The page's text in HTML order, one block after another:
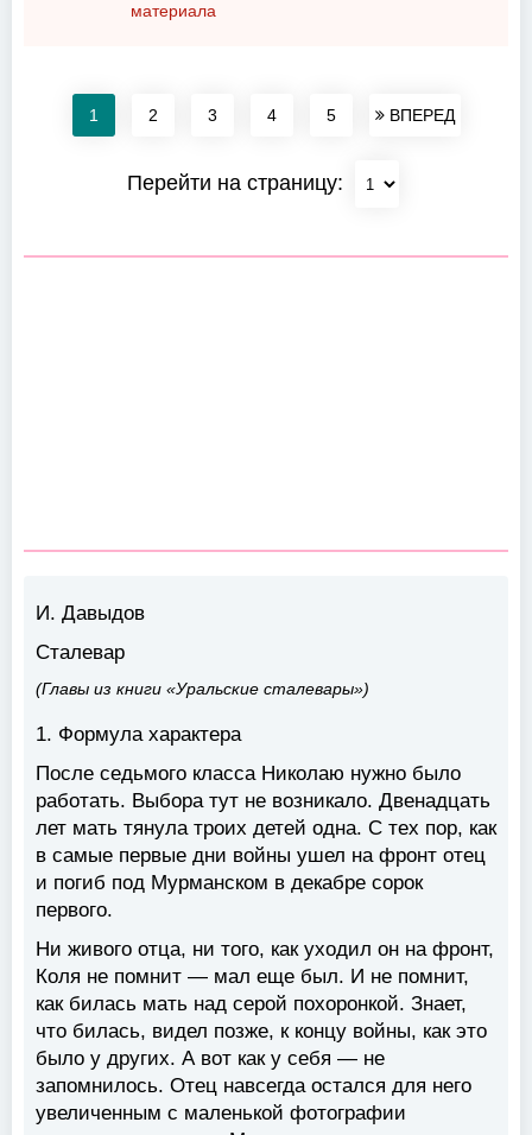
материала
1 2 3 4 5 ВПЕРЕД
Перейти на страницу:
И. Давыдов
Сталевар
(Главы из книги «Уральские сталевары»)
1. Формула характера
После седьмого класса Николаю нужно было
работать. Выбора тут не возникало. Двенадцать
лет мать тянула троих детей одна. С тех пор, как
в самые первые дни войны ушел на фронт отец
и погиб под Мурманском в декабре сорок
первого.
Ни живого отца, ни того, как уходил он на фронт,
Коля не помнит — мал еще был. И не помнит,
как билась мать над серой похоронкой. Знает,
что билась, видел позже, к концу войны, как это
было у других. А вот как у себя — не
запомнилось. Отец навсегда остался для него
увеличенным с маленькой фотографии